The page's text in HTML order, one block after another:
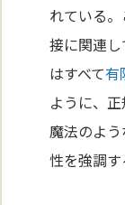
れている。
接に関連
はすべて有
ように、
魔法のよ
性を強調す